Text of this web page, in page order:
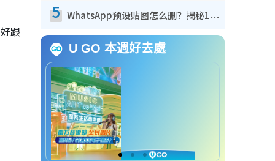
跟
5 WhatsApp预设贴图怎么删？揭秘1招“反向操作”还原简洁界面 附3步实测教程
U GO 本週好去處